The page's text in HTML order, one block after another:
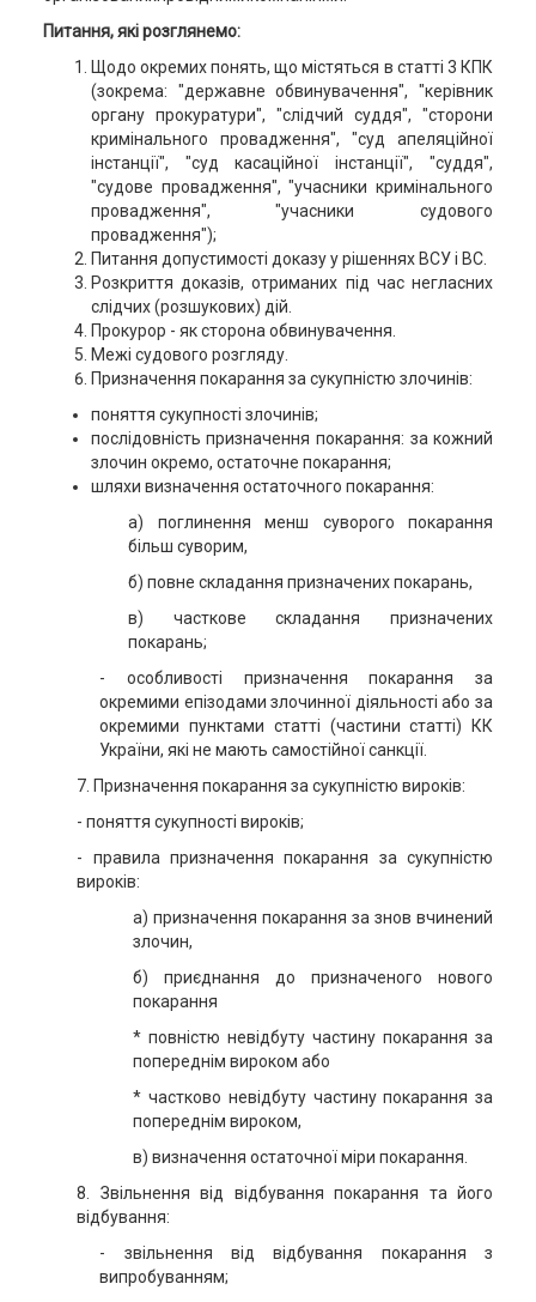
Питання, які розглянемо:
Щодо окремих понять, що містяться в статті 3 КПК
(зокрема: "державне обвинувачення", "керівник
органу прокуратури", "слідчий суддя", "сторони
кримінального провадження", "суд апеляційної
інстанції", "суд касаційної інстанції", "суддя",
"судове провадження", "учасники кримінального
провадження", "учасники судового
провадження");
Питання допустимості доказу у рішеннях ВСУ і ВС.
Розкриття доказів, отриманих під час негласних
слідчих (розшукових) дій.
Прокурор - як сторона обвинувачення.
Межі судового розгляду.
Призначення покарання за сукупністю злочинів:
поняття сукупності злочинів;
послідовність призначення покарання: за кожний
злочин окремо, остаточне покарання;
шляхи визначення остаточного покарання:
а) поглинення менш суворого покарання
більш суворим,
б) повне складання призначених покарань,
в) часткове складання призначених
покарань;
- особливості призначення покарання за
окремими епізодами злочинної діяльності або за
окремими пунктами статті (частини статті) КК
України, які не мають самостійної санкції.
7. Призначення покарання за сукупністю вироків:
- поняття сукупності вироків;
- правила призначення покарання за сукупністю
вироків:
а) призначення покарання за знов вчинений
злочин,
б) приєднання до призначеного нового
покарання
* повністю невідбуту частину покарання за
попереднім вироком або
* частково невідбуту частину покарання за
попереднім вироком,
в) визначення остаточної міри покарання.
8. Звільнення від відбування покарання та його
відбування:
- звільнення від відбування покарання з
випробуванням;